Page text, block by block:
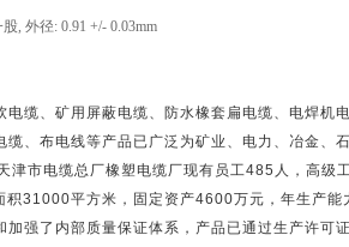
股, 外径: 0.91 +/- 0.03mm
缆、矿用屏蔽电缆、防水橡套扁电缆、电焊机
、布电线等产品已广泛为矿业、电力、冶金、
津市电缆总厂橡塑电缆厂现有员工485 人，高级
积31000平方米，固定资产4600万元，年生产能
强了内部质量保证体系，产品已通过生产许可